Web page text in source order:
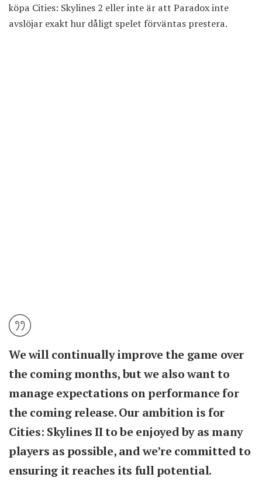
köpa Cities: Skylines 2 eller inte är att Paradox inte
avslöjar exakt hur dåligt spelet förväntas prestera.
We will continually improve the game over
the coming months, but we also want to
manage expectations on performance for
the coming release. Our ambition is for
Cities: Skylines II to be enjoyed by as many
players as possible, and we’re committed to
ensuring it reaches its full potential.